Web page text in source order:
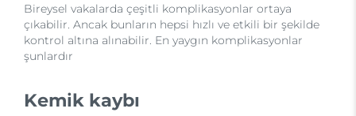
Bireysel vakalarda çeşitli komplikasyonlar ortaya
çıkabilir. Ancak bunların hepsi hızlı ve etkili bir şekilde
kontrol altına alınabilir. En yaygın komplikasyonlar
şunlardır
Kemik kaybı